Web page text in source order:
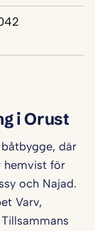
i Orust
där
hemvist för
och Najad.
Varv,